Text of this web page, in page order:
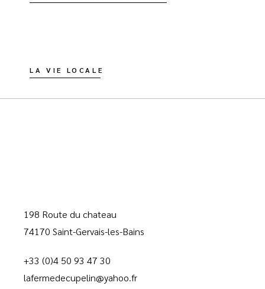
LA VIE LOCALE
198 Route du chateau
74170 Saint-Gervais-les-Bains
+33 (0)4 50 93 47 30
lafermedecupelin@yahoo.fr